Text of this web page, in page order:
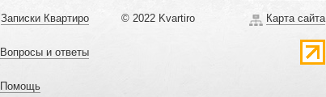
Записки Квартиро
Вопросы и ответы
Помощь
© 2022 Kvartiro Карта сайта